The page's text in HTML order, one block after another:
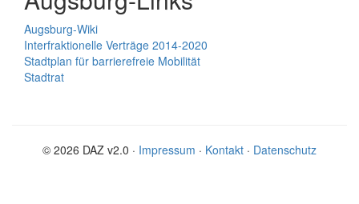
Augsburg-Wiki
Interfraktionelle Verträge 2014-2020
Stadtplan für barrierefreie Mobilität
Stadtrat
© 2026 DAZ v2.0 · Impressum · Kontakt · Datenschutz